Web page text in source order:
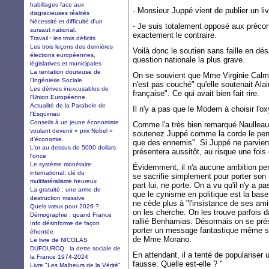
- Monsieur Juppé vient de publier un
- Je suis totalement opposé aux
exactement le contraire.
Voilà donc le soutien sans faille en
question nationale la plus grave.
On se souvient que Mme Virginie
n'est pas couché" qu'elle soutenait
française". Ce qui avait bien fait rire.
Il n'y a pas que le Modem à choisir
Comme l'a très bien remarqué
soutenez Juppé comme la corde le
que des ennemis". Si Juppé ne
présentera aussitôt, au risque une
Évidemment, il n'a aucune ambition
se sacrifie simplement pour porter
part lui, ne porte. On a vu qu'il n'y a
que le cynisme en politique est la
ne cède plus à "l'insistance de ses
on les cherche. On les trouve parfois
rallié Benhamias. Désormais on se
porter un message fantastique même
de Mme Morano.
En attendant, il a tenté de populariser
fausse. Quelle est-elle ? "
habillages face aux
disgracieuses réalités
Nécessité et difficulté d'un
sursaut national.
Travail : les trois déficits
Les trois leçons des dernières
élections européennes,
législatives et municipales
La tentation douteuse de
l’Ingénierie Sociale
Les dérives inexcusables de
l'Union Européenne
Actualité de la Parabole de
l'Esquimau
Conseils à un jeune économiste
voulant devenir « prix Nobel »
d’économie.
L'or au dessus de 5000 dollars
l'once
Le système monétaire
international, clé du
multilatéralisme heureux
La gratuité : une arme de
destruction massive
Quels vœux pour 2026 ?
Démographie : quand France
Info désinforme de façon
éhontée
Le livre de NICOLAS
DUFOURCQ : la dette sociale de
la France 1974-2024
Livre "Les Malheurs de la Vérité"